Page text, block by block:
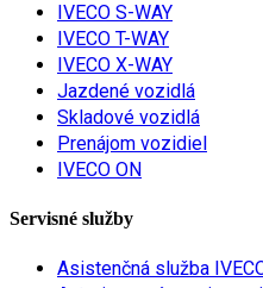
IVECO S-WAY
IVECO T-WAY
IVECO X-WAY
Jazdené vozidlá
Skladové vozidlá
Prenájom vozidiel
IVECO ON
Servisné služby
Asistenčná služba